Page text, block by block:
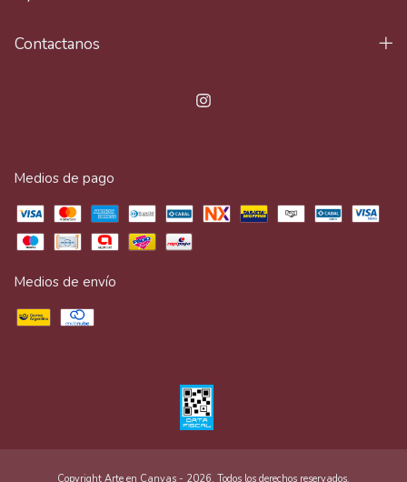
Contactanos
Medios de pago
Medios de envío
Copyright Arte en Canvas - 2026. Todos los derechos reservados.